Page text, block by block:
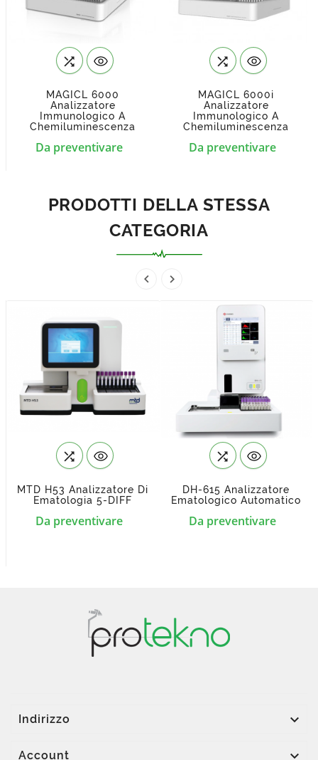

MAGICL 6000
Analizzatore
Immunologico A
Chemiluminescenza
Da preventivare

MAGICL 6000i
Analizzatore
Immunologico A
Chemiluminescenza
Da preventivare
PRODOTTI DELLA STESSA
CATEGORIA
 

MTD H53 Analizzatore Di
Ematologia 5-DIFF
Da preventivare

DH-615 Analizzatore
Ematologico Automatico
Da preventivare
Indirizzo 
Account 